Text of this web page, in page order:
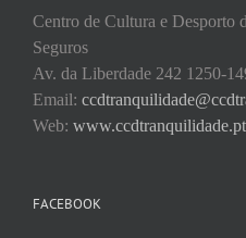
Centro de Cultura e Desporto
Seguros
Av. da Liberdade 242 1250-
Email:
Web: www.ccdtranquilidade.pt
FACEBOOK